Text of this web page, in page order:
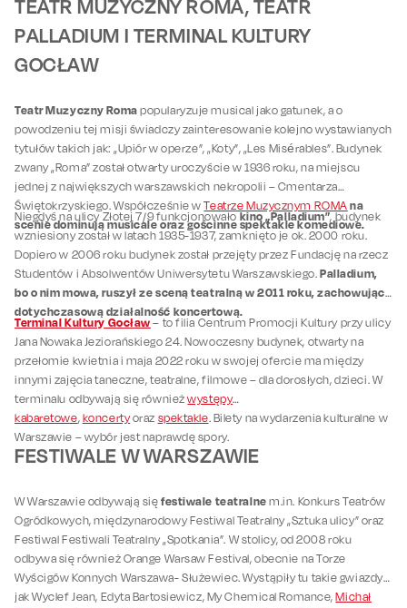
TEATR MUZYCZNY ROMA, TEATR
PALLADIUM I TERMINAL KULTURY
GOCŁAW
Teatr Muzyczny Roma popularyzuje musical jako gatunek, a o
powodzeniu tej misji świadczy zainteresowanie kolejno wystawianych
tytułów takich jak: „Upiór w operze”, „Koty”, „Les Misérables”. Budynek
zwany „Roma” został otwarty uroczyście w 1936 roku, na miejscu
jednej z największych warszawskich nekropolii – Cmentarza
Świętokrzyskiego. Współcześnie wTeatrze Muzycznym ROMA na
scenie dominują musicale oraz gościnne spektakle komediowe.
Niegdyś na ulicy Złotej 7/9 funkcjonowało kino „Palladium”, budynek
wzniesiony został w latach 1935-1937, zamknięto je ok. 2000 roku.
Dopiero w 2006 roku budynek został przejęty przez Fundację na rzecz
Studentów i Absolwentów Uniwersytetu Warszawskiego.Palladium,
bo o nim mowa, ruszył ze sceną teatralną w 2011 roku, zachowując
dotychczasową działalność koncertową.
Terminal Kultury Gocław – to filia Centrum Promocji Kultury przy ulicy
Jana Nowaka Jeziorańskiego 24. Nowoczesny budynek, otwarty na
przełomie kwietnia i maja 2022 roku w swojej ofercie ma między
innymi zajęcia taneczne, teatralne, filmowe – dla dorosłych, dzieci. W
terminalu odbywają się równieżwystępy
kabaretowe, koncertyoraz spektakle. Bilety na wydarzenia kulturalne w
Warszawie – wybór jest naprawdę spory.
FESTIWALE W WARSZAWIE
W Warszawie odbywają się festiwale teatralne m.in. Konkurs Teatrów
Ogródkowych, międzynarodowy Festiwal Teatralny „Sztuka ulicy” oraz
Festiwal Festiwali Teatralny „Spotkania”. W stolicy, od 2008 roku
odbywa się również Orange Warsaw Festival, obecnie na Torze
Wyścigów Konnych Warszawa- Służewiec. Wystąpiły tu takie gwiazdy
jak Wyclef Jean, Edyta Bartosiewicz, My Chemical Romance,Michał